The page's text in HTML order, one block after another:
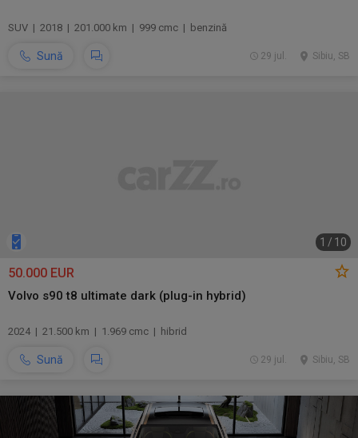
SUV | 2018 | 201.000 km | 999 cmc | benzină
Sună Sibiu, SB
29 jul.
1 / 10
50.000 EUR
Volvo s90 t8 ultimate dark (plug-in hybrid)
2024 | 21.500 km | 1.969 cmc | hibrid
Sună Sibiu, SB
29 jul.